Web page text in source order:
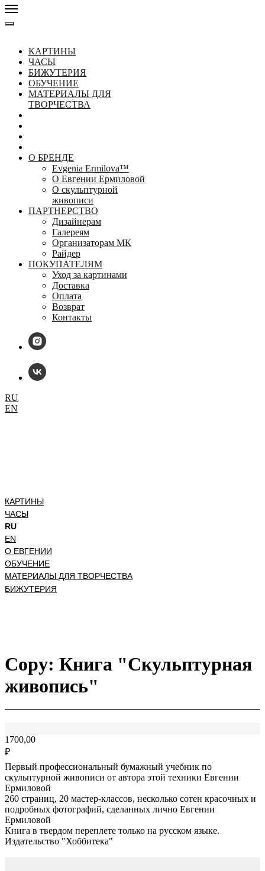
КАРТИНЫ
ЧАСЫ
БИЖУТЕРИЯ
ОБУЧЕНИЕ
МАТЕРИАЛЫ ДЛЯ
ТВОРЧЕСТВА
О БРЕНДЕ
Evgenia Ermilova™
О Евгении Ермиловой
О скульптурной
живописи
ПАРТНЕРСТВО
Дизайнерам
Галереям
Организаторам МК
Райдер
ПОКУПАТЕЛЯМ
Уход за картинами
Доставка
Оплата
Возврат
Контакты
RU
EN
КАРТИНЫ
ЧАСЫ
RU
EN
О ЕВГЕНИИ
ОБУЧЕНИЕ
МАТЕРИАЛЫ ДЛЯ ТВОРЧЕСТВА
БИЖУТЕРИЯ
Copy: Книга "Скульптурная
живопись"
1700,00
₽
Первый профессиональный бумажный учебник по
скульптурной живописи от автора этой техники Евгении
Ермиловой
260 страниц, 20 мастер-классов, несколько сотен красочных и
подробных фотографий, сделанных лично Евгении
Ермиловой
Книга в твердом переплете только на русском языке.
Издательство "Хоббитека"